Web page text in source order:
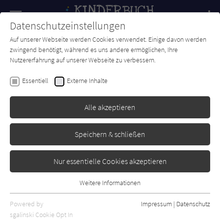
SUCHE Forum Charts Newsletter
Angelika Zahn
Standard
Alle Altersgruppen anzeigen
Datenschutzeinstellungen
Auf unserer Webseite werden Cookies verwendet. Einige davon werden
zwingend benötigt, während es uns andere ermöglichen, Ihre
Nutzererfahrung auf unserer Webseite zu verbessern.
Essentiell Externe Inhalte
Alle akzeptieren
Speichern & schließen
Nur essentielle Cookies akzeptieren
Essentielle Cookies werden für grundlegende Funktionen der
Webseite benötigt. Dadurch ist gewährleistet, dass die Webseite
Weitere Informationen
Powered by
sgalinski Cookie Opt In
Impressum | Datenschutz